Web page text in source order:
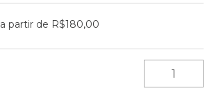
a partir de R$180,00